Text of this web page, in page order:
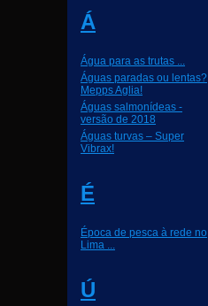
Á
Água para as trutas ...
Águas paradas ou lentas?
Mepps Aglia!
Águas salmonídeas -
versão de 2018
Águas turvas – Super
Vibrax!
É
Época de pesca à rede no
Lima ...
Ú